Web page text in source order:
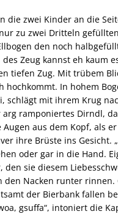
die zwei Kinder an die
zu zwei Dritteln
den noch
Zeug kannst eh kaum
tiefen Zug. Mit trübem
hochkommt. In hohem
schlägt mit ihrem Krug
ramponiertes Dirndl,
aus dem Kopf, als
ihre Brüste ins Gesicht.
oder gar in die Hand.
den sie diesem
den Nacken runter
der Bierbank fallen
gsuffa“, intoniert die